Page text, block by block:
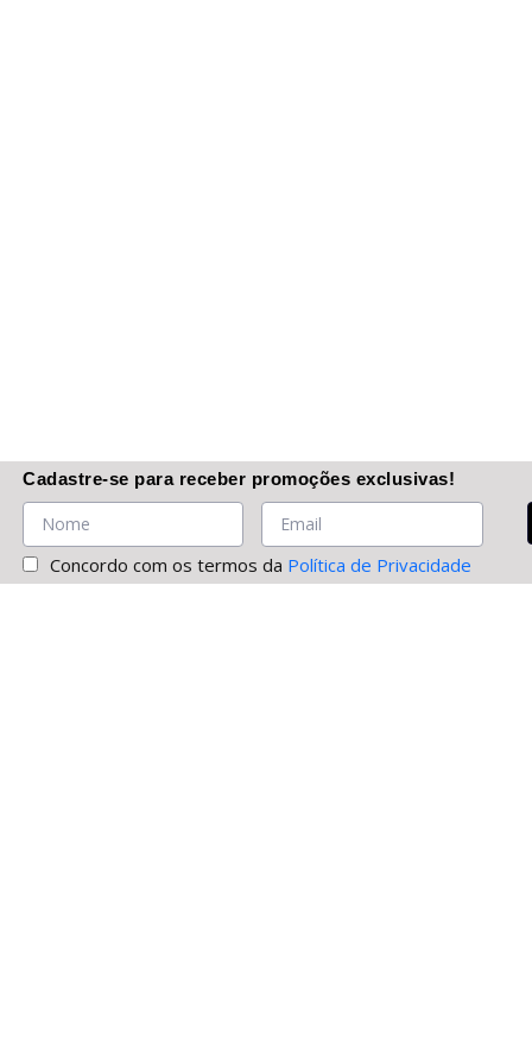
Cadastre-se para receber promoções exclusivas!
Concordo com os termos da Política de Privacidade